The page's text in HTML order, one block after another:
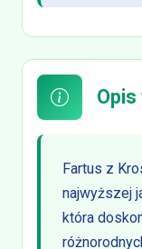
Fartus z
najwyższej
która